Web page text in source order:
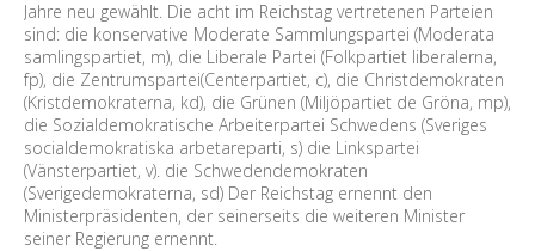
Jahre neu gewählt. Die acht im Reichstag vertretenen Parteien
sind: die konservative Moderate Sammlungspartei (Moderata
samlingspartiet, m), die Liberale Partei (Folkpartiet liberalerna,
fp), die Zentrumspartei(Centerpartiet, c), die Christdemokraten
(Kristdemokraterna, kd), die Grünen (Miljöpartiet de Gröna, mp),
die Sozialdemokratische Arbeiterpartei Schwedens (Sveriges
socialdemokratiska arbetareparti, s) die Linkspartei
(Vänsterpartiet, v). die Schwedendemokraten
(Sverigedemokraterna, sd) Der Reichstag ernennt den
Ministerpräsidenten, der seinerseits die weiteren Minister
seiner Regierung ernennt.